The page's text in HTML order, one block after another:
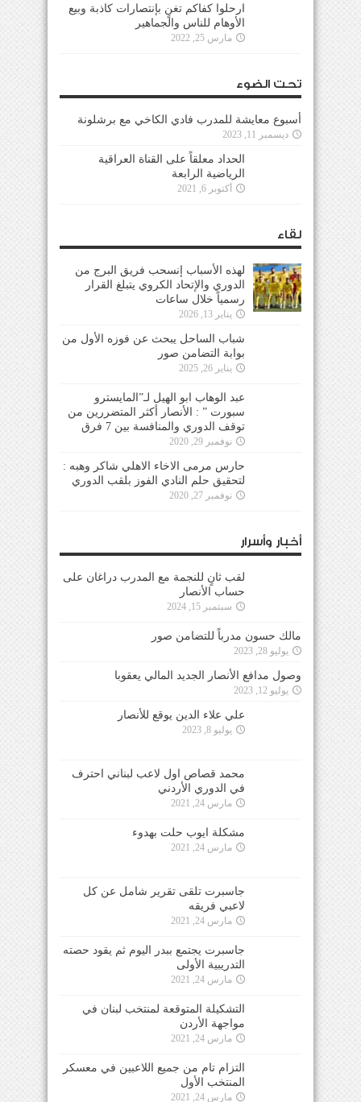
ارحلوا كفاكم تغنٍ بإنتصارات كاذبة وبيع
الأوهام للناس والجماهير
مارس 25, 2022
تحت الضوء
أسبوع معايشة للمدرب فادي الكاخي مع برشلونة
ديسمبر 11, 2023
الحداد معلقاً على القناة العراقية
الرياضية الرابعة
أكتوبر 6, 2021
لقاء
لهذه الأسباب إنسحب فريق البرج من
الدوري والإتحاد الكروي يتبلغ القرار
رسمياً خلال ساعات
يناير 13, 2026
شباب الساحل يبحث عن فوزه الأول من
بوابة التضامن صور
يناير 26, 2025
عبد الوهاب ابو الهيل لـ”المايسترو
سبورت ” : الأنصار أكثر المتضررين من
توقف الدوري والمنافسة بين 7 فرق
نوفمبر 29, 2020
حارس مرمى الاخاء الاهلي شاكر وهبه :
لتحقيق حلم النادي الفوز بلقب الدوري
نوفمبر 27, 2020
أخبار وأسرار
لقب ثانٍ للنجمة مع المدرب دراغان على
حساب الأنصار
سبتمبر 15, 2024
مالك حسون مدرباً للتضامن صور
يوليو 28, 2023
وصول مدافع الأنصار الجديد المالي يعقوبا
يوليو 12, 2023
علي علاء الدين يوقع للأنصار
يوليو 8, 2023
محمد قصاص اول لاعب لبناني احترف
في الدوري الأردني
مارس 24, 2021
مشكلة ايوب حلت بهدوء
مارس 24, 2021
جاسبرت تلقى تقرير شامل عن كل
لاعبي فريقه
مارس 24, 2021
جاسبرت يجتمع ببدر اليوم ثم يقود حصته
التدريبية الأولى
مارس 24, 2021
التشكيلة المتوقعة لمنتخب لبنان في
مواجهة الأردن
مارس 24, 2021
التزام تام من جميع اللاعبين في معسكر
المنتخب الأول
مارس 24, 2021